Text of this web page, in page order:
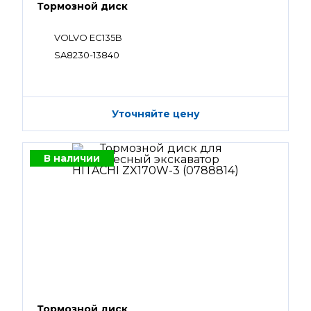
Тормозной диск
VOLVO EC135B
SA8230-13840
Уточняйте цену
В наличии